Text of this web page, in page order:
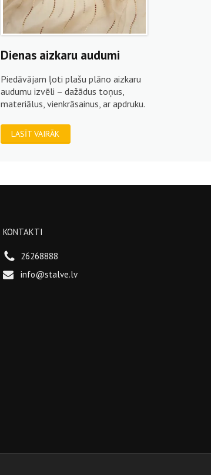
Dienas aizkaru audumi
Piedāvājam ļoti plašu plāno aizkaru
audumu izvēli – dažādus toņus,
materiālus, vienkrāsainus, ar apdruku.
LASĪT VAIRĀK
KONTAKTI
26268888
info@stalve.lv